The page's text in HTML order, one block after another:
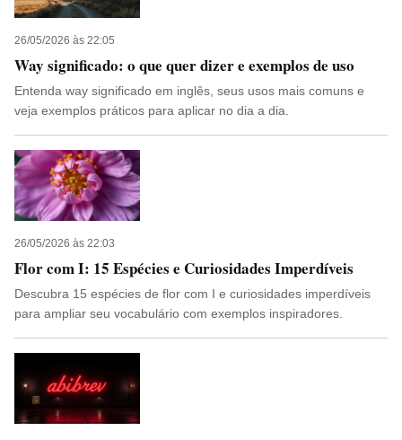
26/05/2026 às 22:05
Way significado: o que quer dizer e exemplos de uso
Entenda way significado em inglês, seus usos mais comuns e
veja exemplos práticos para aplicar no dia a dia.
26/05/2026 às 22:03
Flor com I: 15 Espécies e Curiosidades Imperdíveis
Descubra 15 espécies de flor com I e curiosidades imperdíveis
para ampliar seu vocabulário com exemplos inspiradores.